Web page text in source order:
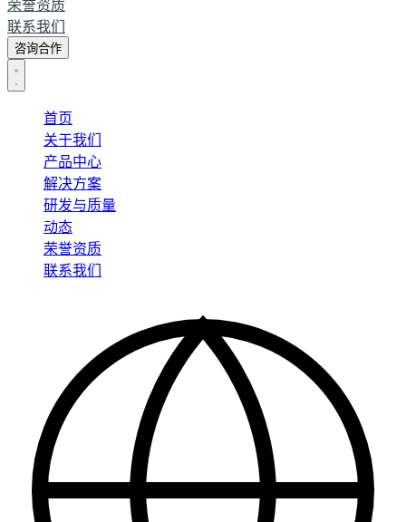
荣誉资质
联系我们
咨询合作
首页
关于我们
产品中心
解决方案
研发与质量
动态
荣誉资质
联系我们